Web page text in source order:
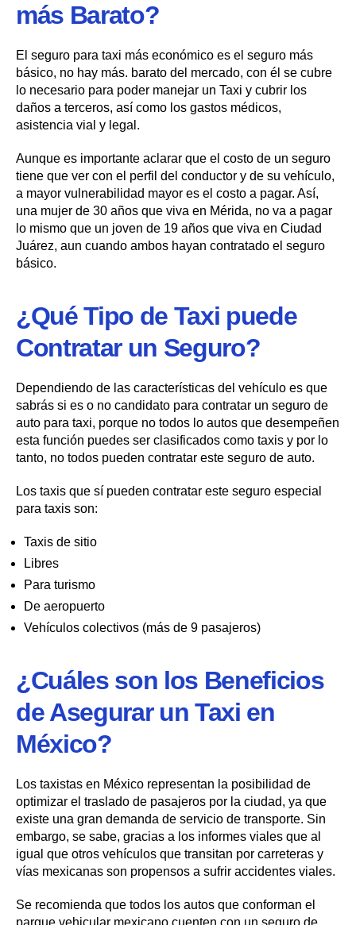
más Barato?
El seguro para taxi más económico es el seguro más
básico, no hay más. barato del mercado, con él se cubre
lo necesario para poder manejar un Taxi y cubrir los
daños a terceros, así como los gastos médicos,
asistencia vial y legal.
Aunque es importante aclarar que el costo de un seguro
tiene que ver con el perfil del conductor y de su vehículo,
a mayor vulnerabilidad mayor es el costo a pagar. Así,
una mujer de 30 años que viva en Mérida, no va a pagar
lo mismo que un joven de 19 años que viva en Ciudad
Juárez, aun cuando ambos hayan contratado el seguro
básico.
¿Qué Tipo de Taxi puede
Contratar un Seguro?
Dependiendo de las características del vehículo es que
sabrás si es o no candidato para contratar un seguro de
auto para taxi, porque no todos lo autos que desempeñen
esta función puedes ser clasificados como taxis y por lo
tanto, no todos pueden contratar este seguro de auto.
Los taxis que sí pueden contratar este seguro especial
para taxis son:
Taxis de sitio
Libres
Para turismo
De aeropuerto
Vehículos colectivos (más de 9 pasajeros)
¿Cuáles son los Beneficios
de Asegurar un Taxi en
México?
Los taxistas en México representan la posibilidad de
optimizar el traslado de pasajeros por la ciudad, ya que
existe una gran demanda de servicio de transporte. Sin
embargo, se sabe, gracias a los informes viales que al
igual que otros vehículos que transitan por carreteras y
vías mexicanas son propensos a sufrir accidentes viales.
Se recomienda que todos los autos que conforman el
parque vehicular mexicano cuenten con un seguro de